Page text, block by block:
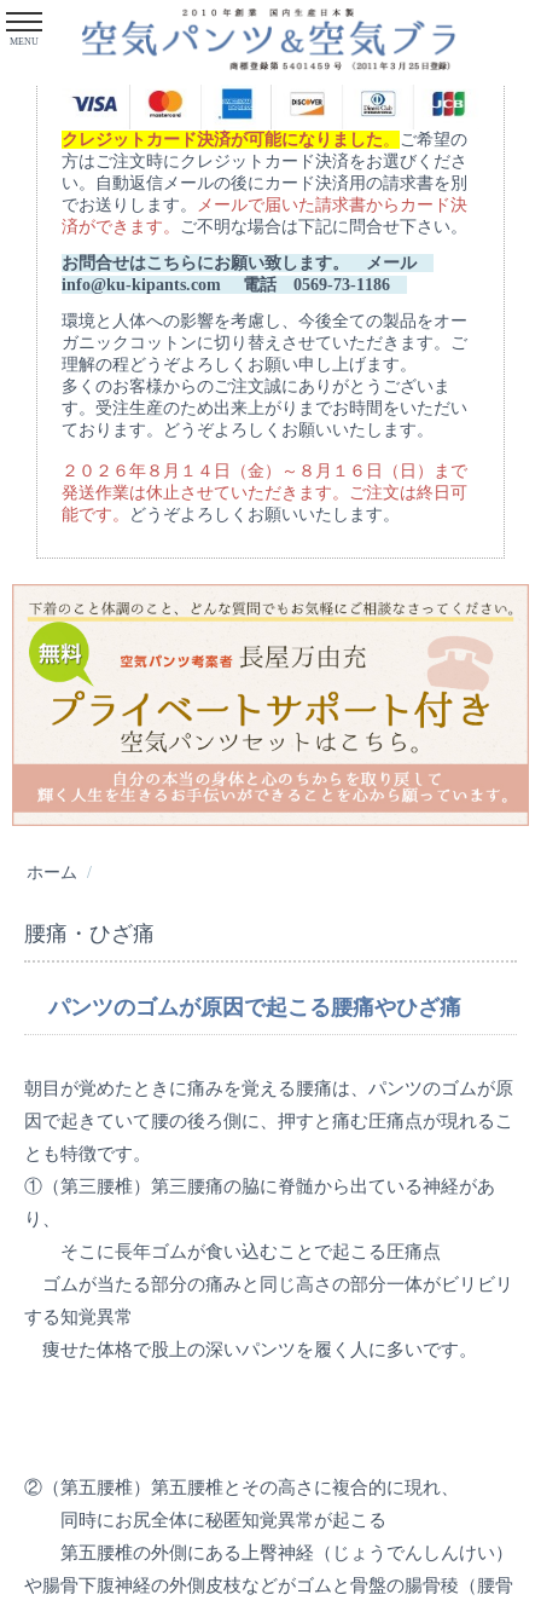
クレジットカード決済が可能になりました 。
ご希望の
方はご注文時にクレジットカード決済をお選びくださ
い。自動返信メールの後にカード決済用の請求書を別
でお送りします。
メールで届いた請求書からカード決
済ができます。
ご不明な場合は下記に問合せ下さい。
お問合せはこちらにお願い致します。 メール
info@ku-kipants.com 電話 0569-73-1186
環境と人体への影響を考慮し、今後全ての製品をオー
ガニックコットンに切り替えさせていただきます。ご
理解の程どうぞよろしくお願い申し上げます。
多くのお客様からのご注文誠にありがとうございま
す。受注生産のため出来上がりまでお時間をいただい
ております。どうぞよろしくお願いいたします。
２０２６年８月１４日（金）～８月１６日（日）まで
発送作業は休止させていただきます。ご注文は終日可
能です。
どうぞよろしくお願いいたします。
MENU
ホーム /
腰痛・ひざ痛
パンツのゴムが原因で起こる腰痛やひざ痛
朝目が覚めたときに痛みを覚える腰痛は、パンツのゴムが原
因で起きていて腰の後ろ側に、押すと痛む圧痛点が現れるこ
とも特徴です。
①（第三腰椎）第三腰痛の脇に脊髄から出ている神経があ
り、
そこに長年ゴムが食い込むことで起こる圧痛点
ゴムが当たる部分の痛みと同じ高さの部分一体がビリビリ
する知覚異常
痩せた体格で股上の深いパンツを履く人に多いです。
②（第五腰椎）第五腰椎とその高さに複合的に現れ、
同時にお尻全体に秘匿知覚異常が起こる
第五腰椎の外側にある上臀神経（じょうでんしんけい）
や腸骨下腹神経の外側皮枝などがゴムと骨盤の腸骨稜（腰骨